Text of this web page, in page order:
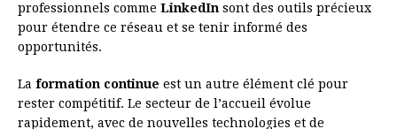
professionnels comme LinkedIn sont des outils précieux
pour étendre ce réseau et se tenir informé des
opportunités.
La formation continue est un autre élément clé pour
rester compétitif. Le secteur de l’accueil évolue
rapidement, avec de nouvelles technologies et de